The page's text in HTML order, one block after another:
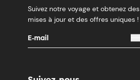
Suivez notre voyage et obtenez des
mises à jour et des offres uniques !